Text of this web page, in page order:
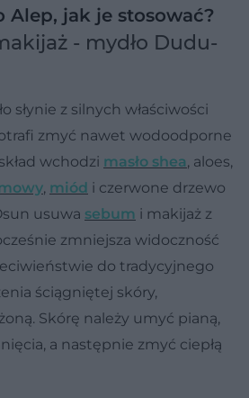
Alep, jak je stosować?
- mydło Dudu-
słynie z silnych właściwości
zmyć nawet wodoodporne
wchodzi masło shea, aloes,
, miód i czerwone drzewo
usuwa sebum i makijaż z
zmniejsza widoczność
do tradycyjnego
ściągniętej skóry,
Skórę należy umyć pianą,
a następnie zmyć ciepłą